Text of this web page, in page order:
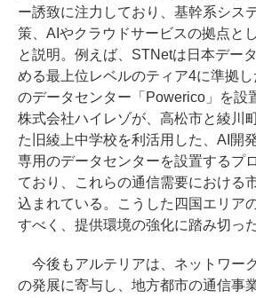
ー誘致に注力しており、基幹系シス
策、AIやクラウドサービスの拠点と
と説明。例えば、STNetは日本デー
める最上位レベルのティア4に準拠
のデータセンター「Powerico」を設
株式会社ハイレゾが、高松市と綾川
た旧綾上中学校を利活用した、AI開
専用のデータセンターを設置するプ
ており、これらの通信需要における
込まれている。こうした四国エリア
すべく、提供環境の強化に踏み切っ
今後もアルテリアは、ネットワー
の発展に寄与し、地方都市の通信事